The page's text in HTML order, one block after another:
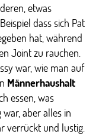
etwas
dass sich Pat
hat, während
Joint zu rauchen.
war, wie man auf
Männerhaushalt
essen, was
aber alles in
verrückt und lustig.